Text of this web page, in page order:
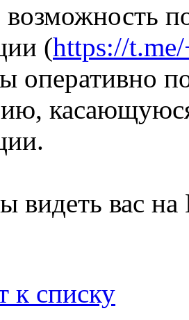
возможность
(https://
оперативно
видеть вас
к списку